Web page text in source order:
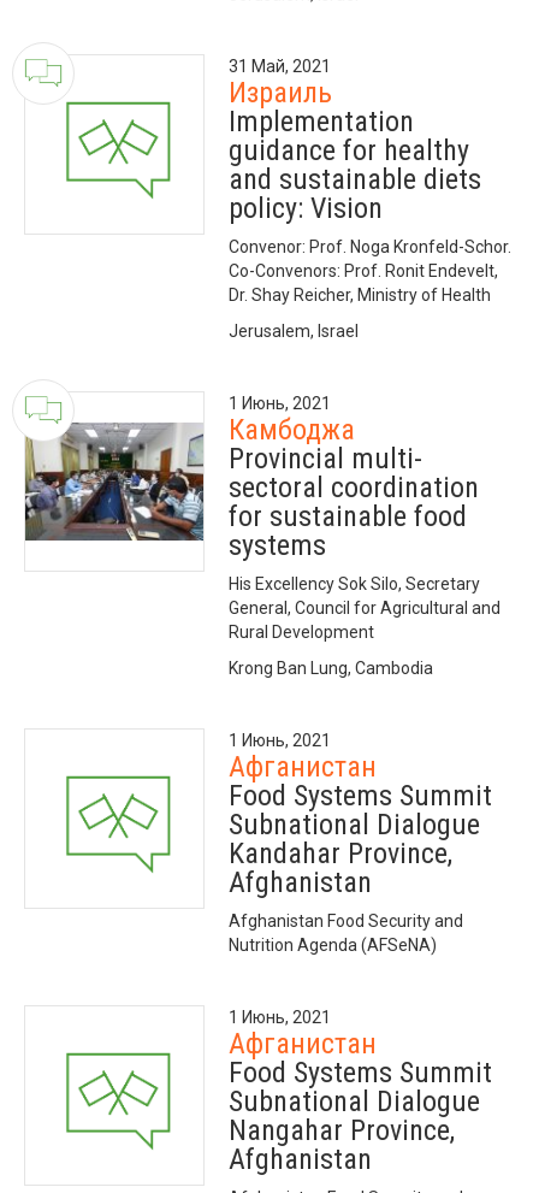
31 Май, 2021
Израиль
Implementation
guidance for healthy
and sustainable diets
policy: Vision
Convenor: Prof. Noga Kronfeld-Schor.
Co-Convenors: Prof. Ronit Endevelt,
Dr. Shay Reicher, Ministry of Health
Jerusalem, Israel
1 Июнь, 2021
Камбоджа
Provincial multi-
sectoral coordination
for sustainable food
systems
His Excellency Sok Silo, Secretary
General, Council for Agricultural and
Rural Development
Krong Ban Lung, Cambodia
1 Июнь, 2021
Афганистан
Food Systems Summit
Subnational Dialogue
Kandahar Province,
Afghanistan
Afghanistan Food Security and
Nutrition Agenda (AFSeNA)
1 Июнь, 2021
Афганистан
Food Systems Summit
Subnational Dialogue
Nangahar Province,
Afghanistan